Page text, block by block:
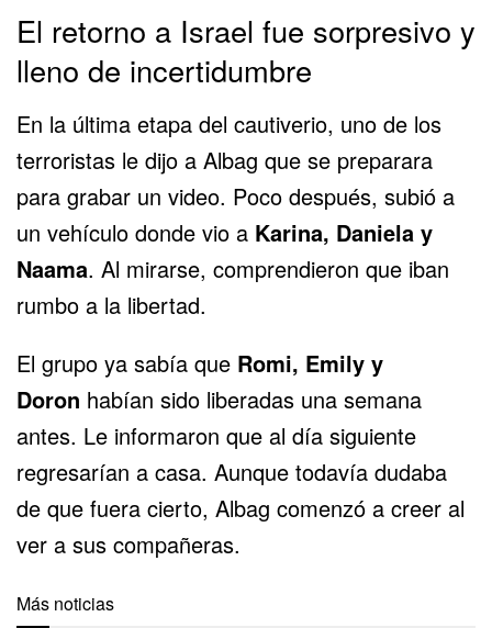
El retorno a Israel fue sorpresivo y
lleno de incertidumbre
En la última etapa del cautiverio, uno de los
terroristas le dijo a Albag que se preparara
para grabar un video. Poco después, subió a
un vehículo donde vio a Karina, Daniela y
Naama. Al mirarse, comprendieron que iban
rumbo a la libertad.
El grupo ya sabía que Romi, Emily y
Doron habían sido liberadas una semana
antes. Le informaron que al día siguiente
regresarían a casa. Aunque todavía dudaba
de que fuera cierto, Albag comenzó a creer al
ver a sus compañeras.
Más noticias